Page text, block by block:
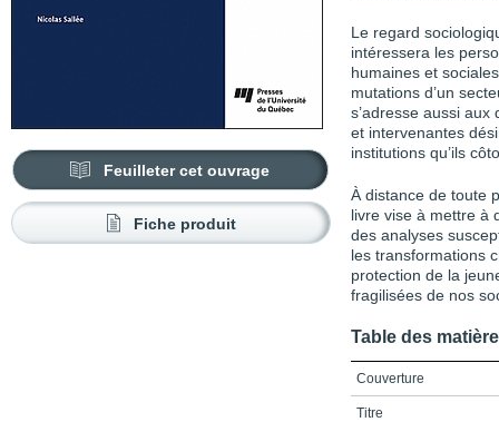
Feuilleter cet ouvrage
Fiche produit
Le regard
intéressera les
humaines et
mutations d’un
s’adresse aussi
et intervenantes
institutions qu’ils
À distance de toute
livre vise à mettre à
des analyses
les transformations
protection de la
fragilisées de nos
Table des
Couverture
Titre